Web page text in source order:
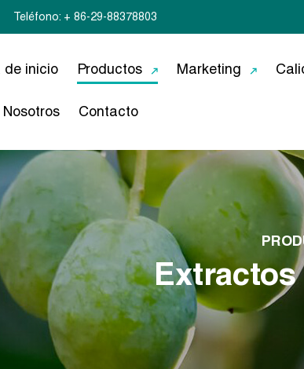
Teléfono: + 86-29-88378803
de inicio Productos Marketing
Nosotros Contacto
Extractos